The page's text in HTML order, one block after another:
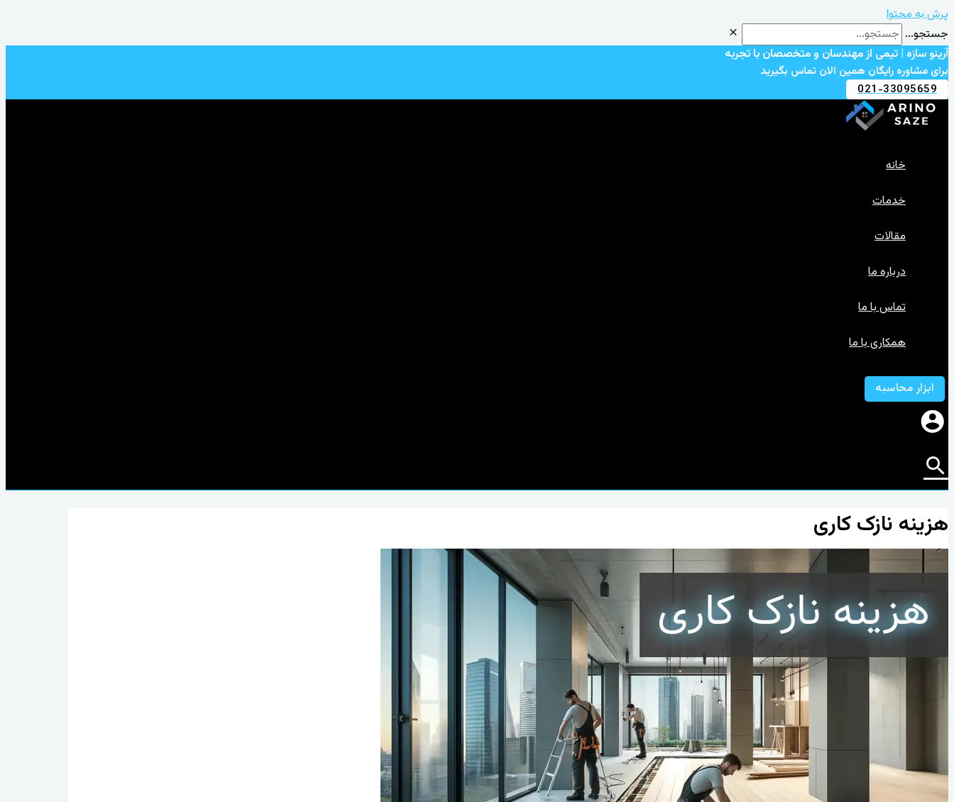
پرش به محتوا
جستجو...
آرینو سازه | تیمی از مهندسان و متخصصان با تجربه
برای مشاوره رایگان همین الان تماس بگیرید
021-33095659
خانه
خدمات
مقالات
درباره ما
تماس با ما
همکاری با ما
ابزار محاسبه
هزینه نازک کاری